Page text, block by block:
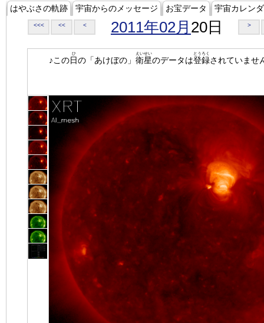
はやぶさの軌跡 宇宙からのメッセージ お宝データ 宇宙カレン
<<< << < 2011年02月 20日 >
♪この日
ひ
の「あけぼの」 衛星
えいせい
のデータは登録
とうろく
されていませ